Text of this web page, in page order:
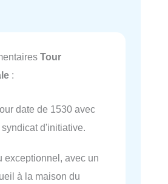
Tour
:
date de 1530 avec
d'initiative.
exceptionnel, avec un
à la maison du